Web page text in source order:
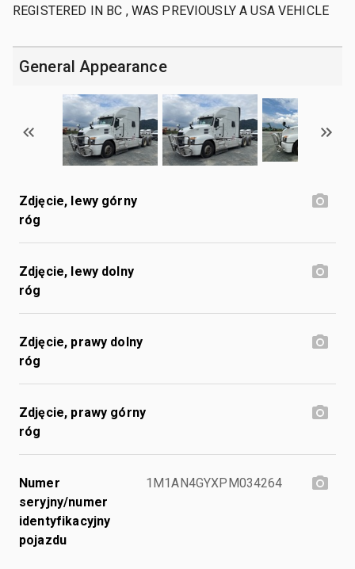
REGISTERED IN BC , WAS PREVIOUSLY A USA VEHICLE
General Appearance
Zdjęcie, lewy górny
róg
Zdjęcie, lewy dolny
róg
Zdjęcie, prawy dolny
róg
Zdjęcie, prawy górny
róg
Numer
seryjny/numer
identyfikacyjny
pojazdu
1M1AN4GYXPM034264